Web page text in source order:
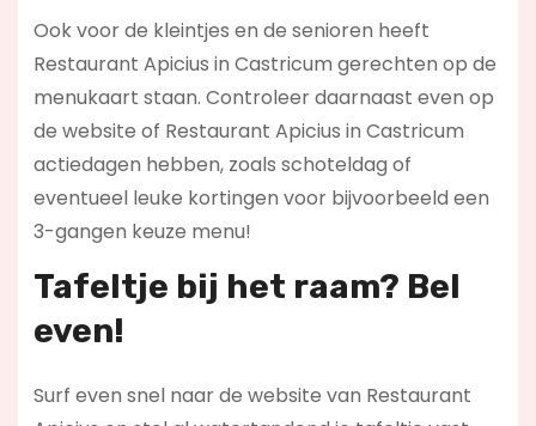
Ook voor de kleintjes en de senioren heeft
Restaurant Apicius in Castricum gerechten op de
menukaart staan. Controleer daarnaast even op
de website of Restaurant Apicius in Castricum
actiedagen hebben, zoals schoteldag of
eventueel leuke kortingen voor bijvoorbeeld een
3-gangen keuze menu!
Tafeltje bij het raam? Bel
even!
Surf even snel naar de website van Restaurant